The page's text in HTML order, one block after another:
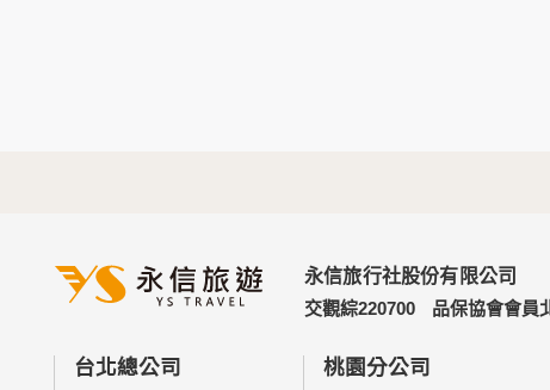
五、與第三人共用個人資料之政策
本網站絕不會提供、交換、出租或出售任何您
前項但書之情形包括不限於：
永信旅行社股份有限公司
交觀綜220700
品保協會會員
台北總公司 桃園分公司